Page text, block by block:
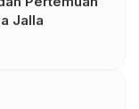
Jalla